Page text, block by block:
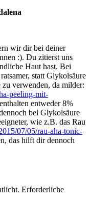
wir dir bei deiner
:). Du zitierst uns
Haut hast. Bei
statt Glykolsäure
zu verwenden, da milder:
peeling-mit-
entweder 8%
bei Glykolsäure
wie z.B. das Rau
07/05/rau-aha-tonic-
das hilft dir dennoch
Erforderliche